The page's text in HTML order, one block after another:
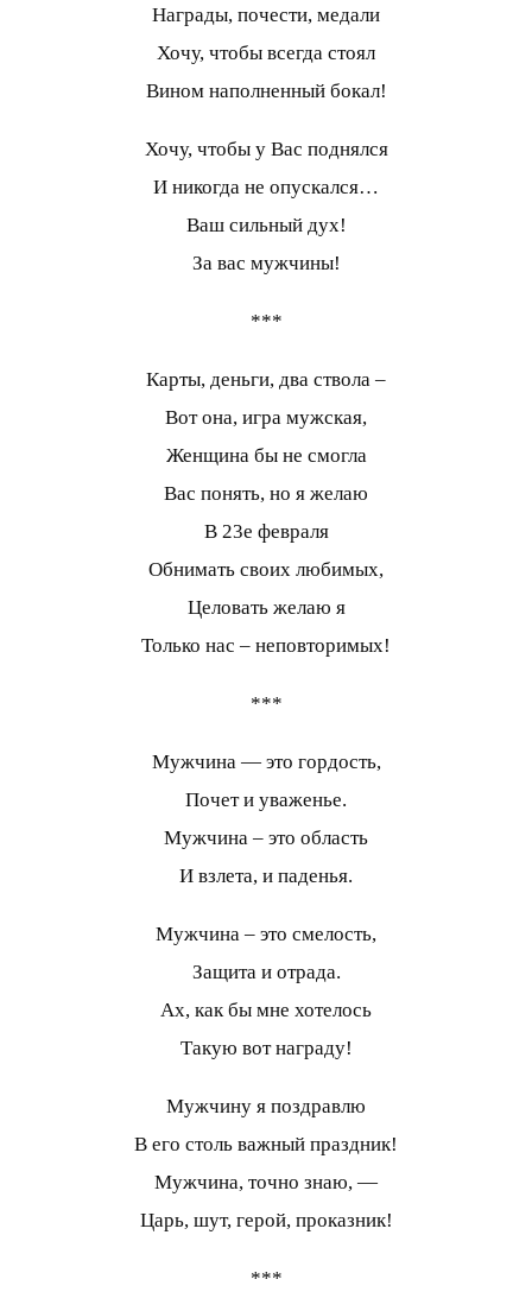
Награды, почести, медали
Хочу, чтобы всегда стоял
Вином наполненный бокал!
Хочу, чтобы у Вас поднялся
И никогда не опускался…
Ваш сильный дух!
За вас мужчины!
***
Карты, деньги, два ствола –
Вот она, игра мужская,
Женщина бы не смогла
Вас понять, но я желаю
В 23е февраля
Обнимать своих любимых,
Целовать желаю я
Только нас – неповторимых!
***
Мужчина — это гордость,
Почет и уваженье.
Мужчина – это область
И взлета, и паденья.
Мужчина – это смелость,
Защита и отрада.
Ах, как бы мне хотелось
Такую вот награду!
Мужчину я поздравлю
В его столь важный праздник!
Мужчина, точно знаю, —
Царь, шут, герой, проказник!
***